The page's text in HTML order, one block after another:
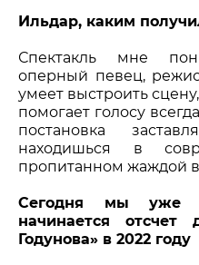
Ильдар, каким
Спектакль мне
оперный певец,
умеет выстроить
помогает голосу
постановка
находишься в
пропитанном жаждой
Сегодня мы уже
начинается
Годунова» в 2022 году